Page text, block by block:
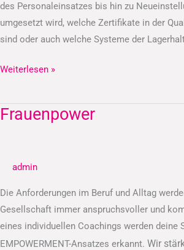
des Personaleinsatzes bis hin zu
umgesetzt wird, welche Zertifikate in der
sind oder auch welche Systeme der
Weiterlesen »
Frauenpower
admin
Die Anforderungen im Beruf und Alltag
Gesellschaft immer anspruchsvoller und
eines individuellen Coachings werden deine
EMPOWERMENT-Ansatzes erkannt. Wir
Frauenpower